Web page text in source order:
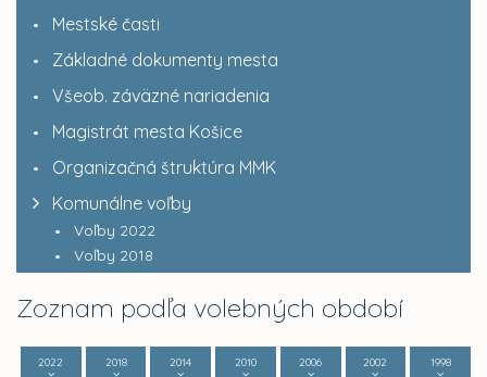
Mestské časti
Základné dokumenty mesta
Všeob. záväzné nariadenia
Magistrát mesta Košice
Organizačná štruktúra MMK
Komunálne voľby
Voľby 2022
Voľby 2018
Zoznam podľa volebných období
2022
2018
2014
2010
2006
2002
1998